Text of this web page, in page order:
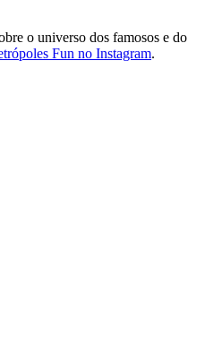
o universo dos famosos e do
Fun no Instagram.